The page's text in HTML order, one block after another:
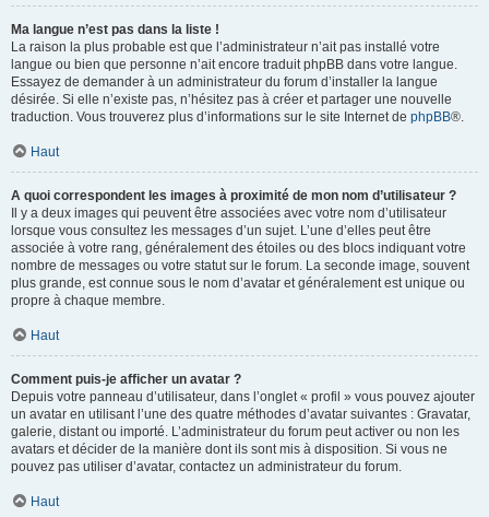
Ma langue n’est pas dans la liste !
La raison la plus probable est que l’administrateur n’ait pas installé votre
langue ou bien que personne n’ait encore traduit phpBB dans votre langue.
Essayez de demander à un administrateur du forum d’installer la langue
désirée. Si elle n’existe pas, n’hésitez pas à créer et partager une nouvelle
traduction. Vous trouverez plus d’informations sur le site Internet de phpBB®.
Haut
A quoi correspondent les images à proximité de mon nom d’utilisateur ?
Il y a deux images qui peuvent être associées avec votre nom d’utilisateur
lorsque vous consultez les messages d’un sujet. L’une d’elles peut être
associée à votre rang, généralement des étoiles ou des blocs indiquant votre
nombre de messages ou votre statut sur le forum. La seconde image, souvent
plus grande, est connue sous le nom d’avatar et généralement est unique ou
propre à chaque membre.
Haut
Comment puis-je afficher un avatar ?
Depuis votre panneau d’utilisateur, dans l’onglet « profil » vous pouvez ajouter
un avatar en utilisant l’une des quatre méthodes d’avatar suivantes : Gravatar,
galerie, distant ou importé. L’administrateur du forum peut activer ou non les
avatars et décider de la manière dont ils sont mis à disposition. Si vous ne
pouvez pas utiliser d’avatar, contactez un administrateur du forum.
Haut